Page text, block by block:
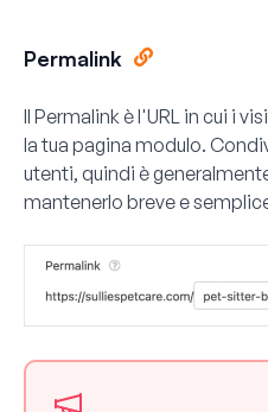
Permalink
Il Permalinkè l'URL in cui i
la tua pagina modulo.
utenti, quindi è
mantenerlo breve e